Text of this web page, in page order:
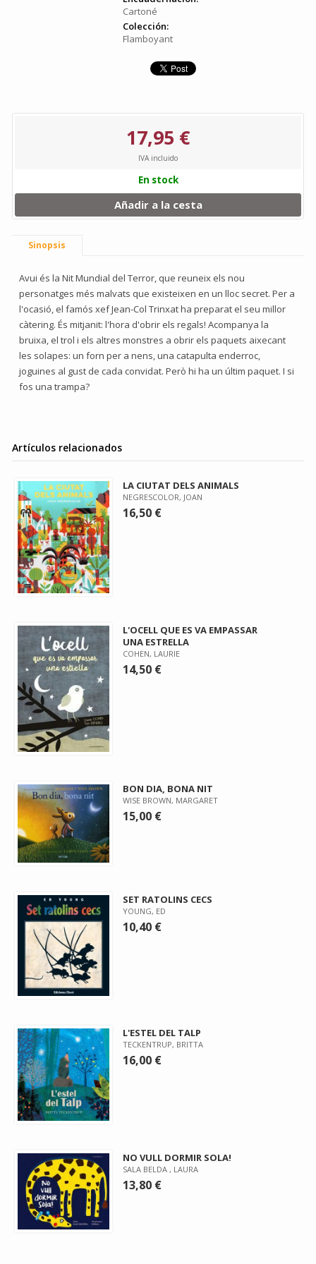
Cartoné
Colección:
Flamboyant
17,95 €
IVA incluido
En stock
Añadir a la cesta
Sinopsis
Avui és la Nit Mundial del Terror, que reuneix els nou
personatges més malvats que existeixen en un lloc secret. Per a
l'ocasió, el famós xef Jean-Col Trinxat ha preparat el seu millor
càtering. És mitjanit: l'hora d'obrir els regals! Acompanya la
bruixa, el trol i els altres monstres a obrir els paquets aixecant
les solapes: un forn per a nens, una catapulta enderroc,
joguines al gust de cada convidat. Però hi ha un últim paquet. I si
fos una trampa?
Artículos relacionados
LA CIUTAT DELS ANIMALS
NEGRESCOLOR, JOAN
16,50 €
L'OCELL QUE ES VA EMPASSAR
UNA ESTRELLA
COHEN, LAURIE
14,50 €
BON DIA, BONA NIT
WISE BROWN, MARGARET
15,00 €
SET RATOLINS CECS
YOUNG, ED
10,40 €
L'ESTEL DEL TALP
TECKENTRUP, BRITTA
16,00 €
NO VULL DORMIR SOLA!
SALA BELDA , LAURA
13,80 €